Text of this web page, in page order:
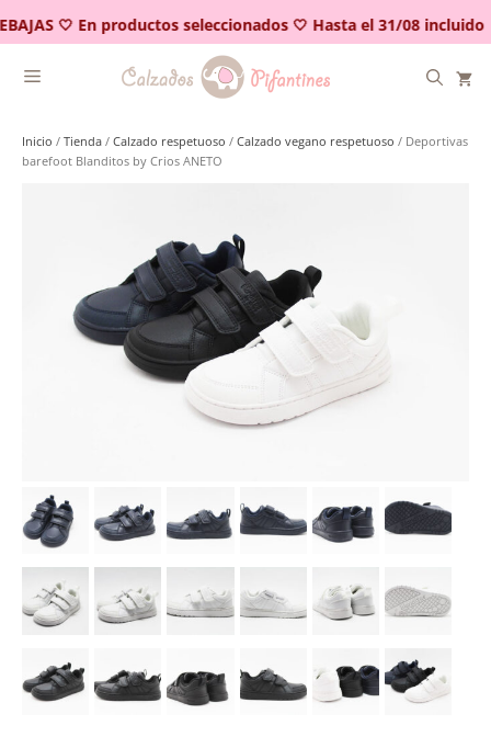
🤍 En productos seleccionados 🤍 Hasta el 31/08 incluido
al
contenido
Inicio / Tienda / Calzado respetuoso / Calzado vegano respetuoso / Deportivas
barefoot Blanditos by Crios ANETO